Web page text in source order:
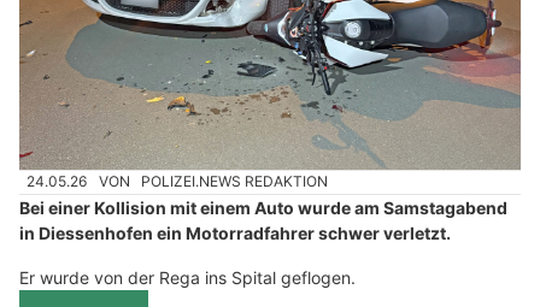
24.05.26 VON POLIZEI.NEWS REDAKTION
Bei einer Kollision mit einem Auto wurde am Samstagabend
in Diessenhofen ein Motorradfahrer schwer verletzt.
Er wurde von der Rega ins Spital geflogen.